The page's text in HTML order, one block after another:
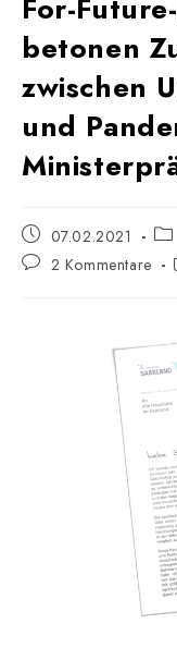
For-
betonen
zwischen
und
Beitrag
veröffentlicht:
07.02.2021
Beitrags-2 Kommentare